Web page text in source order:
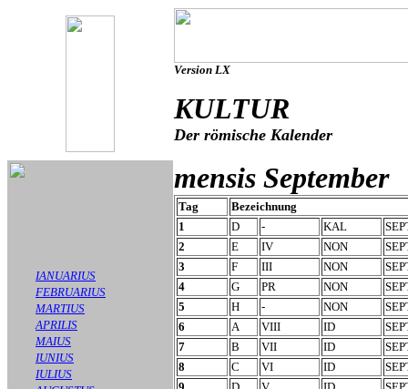
Version LX
KULTUR
Der römische Kalender
IANUARIUS
FEBRUARIUS
MARTIUS
APRILIS
MAIUS
IUNIUS
IULIUS
mensis September
Tag
Bezeichnung
1
D - KAL
2
E IV NON
3
F III NON
4
G PR NON
5
H - NON
6
A VIII ID
7
B VII ID
8
C VI ID